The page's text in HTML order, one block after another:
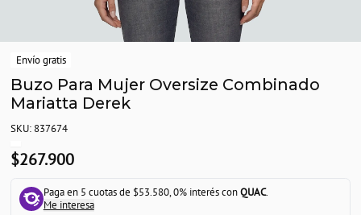
Envío gratis
Buzo Para Mujer Oversize Combinado
Mariatta Derek
SKU: 837674
$267.900
Paga en 5 cuotas de $53.580, 0% interés conQUAC.
Me interesa